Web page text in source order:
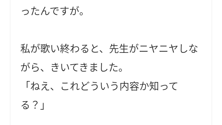
ったんですが。
私が歌い終わると、先生がニヤニヤしな
がら、きいてきました。
「ねえ、これどういう内容か知って
る？」